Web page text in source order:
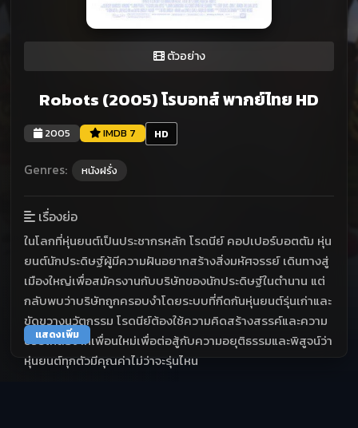
ตัวอย่าง
Robots (2005) โรบอทส์ พากย์ไทย HD
2005 IMDB 7 HD
Genres: หนังฝรั่ง
เรื่องย่อ
ในโลกที่หุ่นยนต์เป็นประชากรหลัก โรดนีย์ คอปเปอร์บอตตัม หุ่น
ยนต์นักประดิษฐ์ผู้มีความฝันอยากสร้างสิ่งมหัศจรรย์ เดินทางสู่
เมืองใหญ่เพื่อสมัครงานกับบริษัทของนักประดิษฐ์ในตำนาน แต่
กลับพบว่าบริษัทถูกครอบงำโดยระบบที่กีดกันหุ่นยนต์รุ่นเก่าและ
ขัดขวางนวัตกรรม โรดนีย์ต้องใช้ความคิดสร้างสรรค์และความ
ช่วยเหลือจากเพื่อนใหม่เพื่อต่อสู้กับความอยุติธรรมและพิสูจน์ว่า
หุ่นยนต์ทุกตัวมีคุณค่าไม่ว่าจะรุ่นไหน
แสดงเพิ่ม